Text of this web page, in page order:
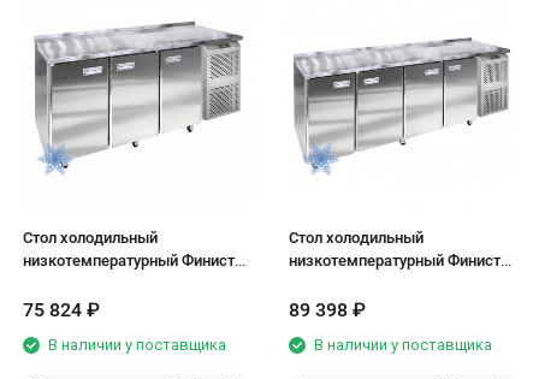
Стол холодильный
низкотемпературный Финист
75 824 ₽
В наличии у поставщика
Стол холодильный
низкотемпературный Финист
89 398 ₽
В наличии у поставщика